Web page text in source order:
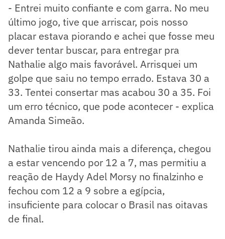
- Entrei muito confiante e com garra. No meu
último jogo, tive que arriscar, pois nosso
placar estava piorando e achei que fosse meu
dever tentar buscar, para entregar pra
Nathalie algo mais favorável. Arrisquei um
golpe que saiu no tempo errado. Estava 30 a
33. Tentei consertar mas acabou 30 a 35. Foi
um erro técnico, que pode acontecer - explica
Amanda Simeão.
Nathalie tirou ainda mais a diferença, chegou
a estar vencendo por 12 a 7, mas permitiu a
reação de Haydy Adel Morsy no finalzinho e
fechou com 12 a 9 sobre a egípcia,
insuficiente para colocar o Brasil nas oitavas
de final.